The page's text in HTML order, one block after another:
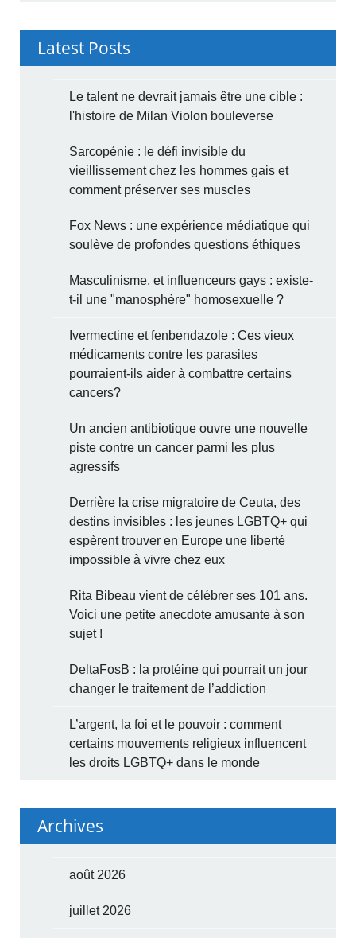
Latest Posts
Le talent ne devrait jamais être une cible :
l'histoire de Milan Violon bouleverse
Sarcopénie : le défi invisible du
vieillissement chez les hommes gais et
comment préserver ses muscles
Fox News : une expérience médiatique qui
soulève de profondes questions éthiques
Masculinisme, et influenceurs gays : existe-
t-il une "manosphère" homosexuelle ?
Ivermectine et fenbendazole : Ces vieux
médicaments contre les parasites
pourraient-ils aider à combattre certains
cancers?
Un ancien antibiotique ouvre une nouvelle
piste contre un cancer parmi les plus
agressifs
Derrière la crise migratoire de Ceuta, des
destins invisibles : les jeunes LGBTQ+ qui
espèrent trouver en Europe une liberté
impossible à vivre chez eux
Rita Bibeau vient de célébrer ses 101 ans.
Voici une petite anecdote amusante à son
sujet !
DeltaFosB : la protéine qui pourrait un jour
changer le traitement de l’addiction
L’argent, la foi et le pouvoir : comment
certains mouvements religieux influencent
les droits LGBTQ+ dans le monde
Archives
août 2026
juillet 2026